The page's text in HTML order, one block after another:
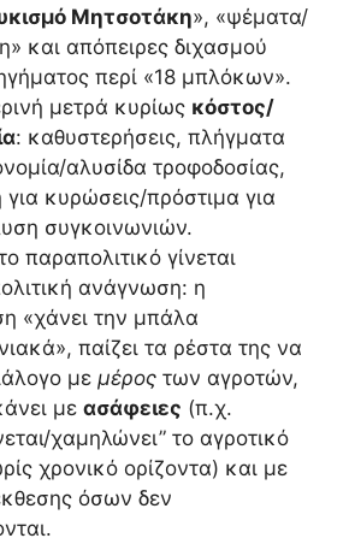
Μητσοτάκη», «ψέματα/
και απόπειρες διχασμού
περί «18 μπλόκων».
μετρά κυρίως κόστος/
: καθυστερήσεις, πλήγματα
αλυσίδα τροφοδοσίας,
κυρώσεις/πρόστιμα για
συγκοινωνιών.
παραπολιτικό γίνεται
ανάγνωση: η
«χάνει την μπάλα
παίζει τα ρέστα της να
με μέρος των αγροτών,
με ασάφειες (π.χ.
χαμηλώνει” το αγροτικό
χρονικό ορίζοντα) και με
όσων δεν